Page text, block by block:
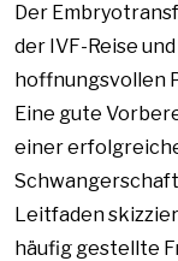
Der
der IVF-Reise
hoffnungsvollen
Eine gute
einer
Leitfaden
häufig gestellte